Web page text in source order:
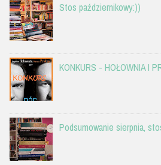
Stos październikowy:))
KONKURS - HOŁOWNIA I
Podsumowanie sierpnia,